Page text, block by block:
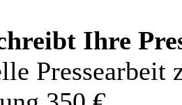
Ihre
Pressearbeit